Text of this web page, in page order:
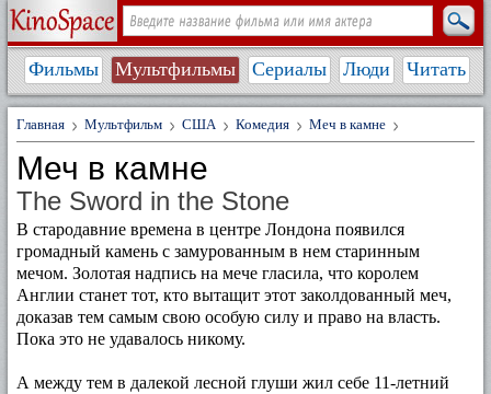
Фильмы Мультфильмы Сериалы Люди Читать
Главная Мультфильм США Комедия Меч в камне
Меч в камне
The Sword in the Stone
В стародавние времена в центре Лондона появился
громадный камень с замурованным в нем старинным
мечом. Золотая надпись на мече гласила, что королем
Англии станет тот, кто вытащит этот заколдованный меч,
доказав тем самым свою особую силу и право на власть.
Пока это не удавалось никому.
А между тем в далекой лесной глуши жил себе 11-летний